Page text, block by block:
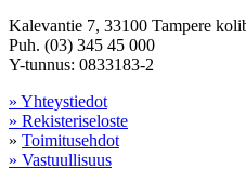
Kalevantie 7, 33100 Tampere
Puh. (03) 345 45 000
Y-tunnus: 0833183-2
» Yhteystiedot
» Rekisteriseloste
» Toimitusehdot
» Vastuullisuus